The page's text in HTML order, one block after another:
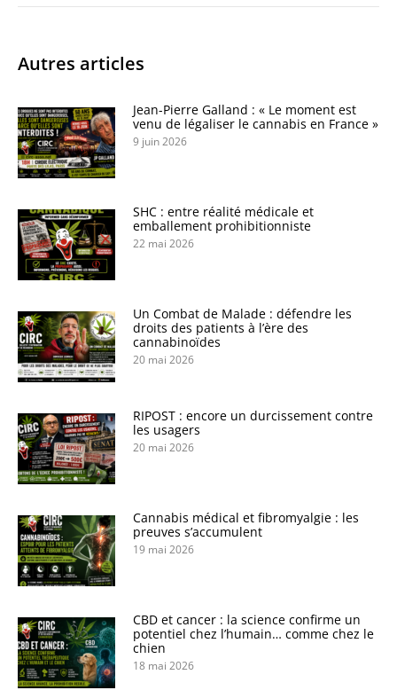
Autres articles
Jean-Pierre Galland : « Le moment est
venu de légaliser le cannabis en France »
9 juin 2026
SHC : entre réalité médicale et
emballement prohibitionniste
22 mai 2026
Un Combat de Malade : défendre les
droits des patients à l’ère des
cannabinoïdes
20 mai 2026
RIPOST : encore un durcissement contre
les usagers
20 mai 2026
Cannabis médical et fibromyalgie : les
preuves s’accumulent
19 mai 2026
CBD et cancer : la science confirme un
potentiel chez l’humain… comme chez le
chien
18 mai 2026